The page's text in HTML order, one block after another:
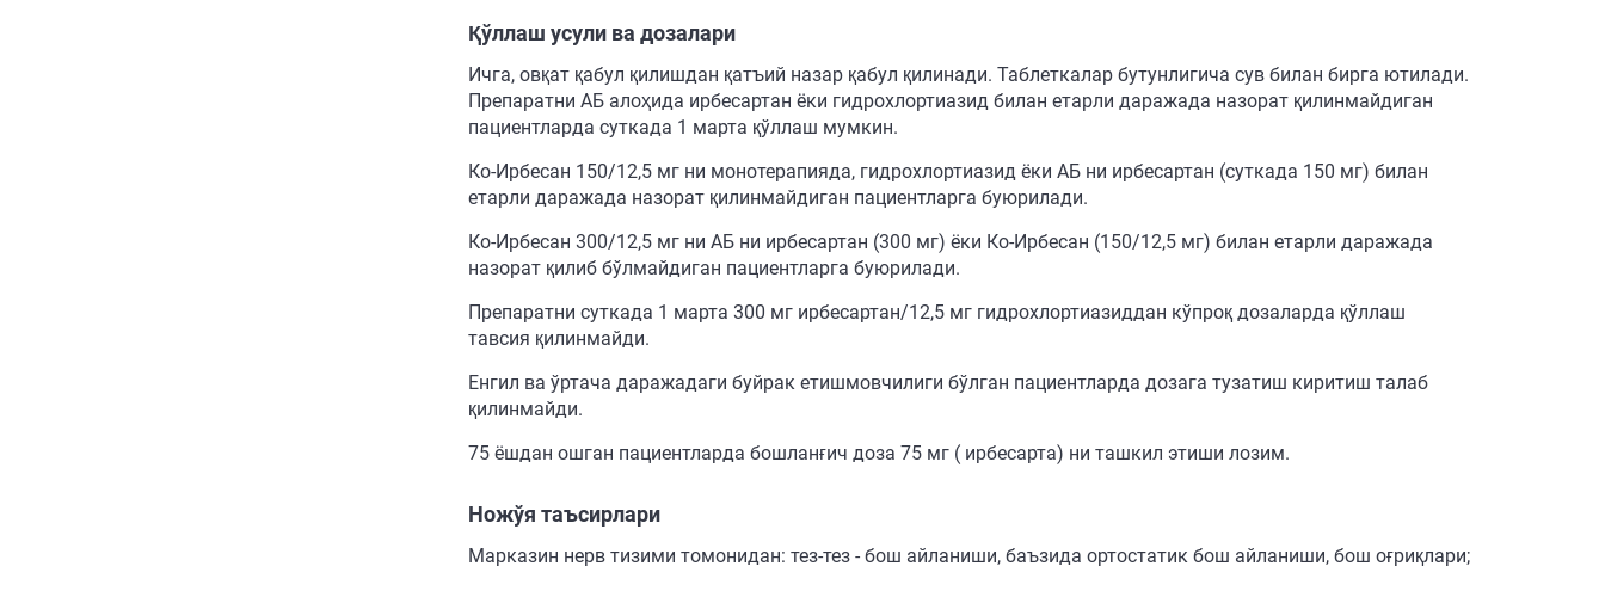
Қўллаш усули ва дозалари
Ичга, овқат қабул қилишдан қатъий назар қабул қилинади. Таблеткалар бутунлигича сув билан бирга ютилади.
Препаратни АБ алоҳида ирбесартан ёки гидрохлортиазид билан етарли даражада назорат қилинмайдиган
пациентларда суткада 1 марта қўллаш мумкин.
Ко-Ирбесан 150/12,5 мг ни монотерапияда, гидрохлортиазид ёки АБ ни ирбесартан (суткада 150 мг) билан
етарли даражада назорат қилинмайдиган пациентларга буюрилади.
Ко-Ирбесан 300/12,5 мг ни АБ ни ирбесартан (300 мг) ёки Ко-Ирбесан (150/12,5 мг) билан етарли даражада
назорат қилиб бўлмайдиган пациентларга буюрилади.
Препаратни суткада 1 марта 300 мг ирбесартан/12,5 мг гидрохлортиазиддан кўпроқ дозаларда қўллаш
тавсия қилинмайди.
Енгил ва ўртача даражадаги буйрак етишмовчилиги бўлган пациентларда дозага тузатиш киритиш талаб
қилинмайди.
75 ёшдан ошган пациентларда бошланғич доза 75 мг ( ирбесарта) ни ташкил этиши лозим.
Ножўя таъсирлари
Марказин нерв тизими томонидан: тез-тез - бош айланиши, баъзида ортостатик бош айланиши, бош оғриқлари;